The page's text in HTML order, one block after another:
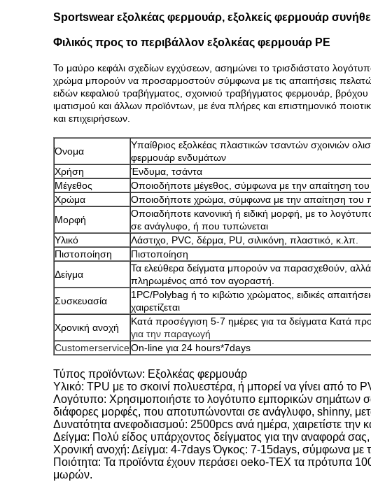
Sportswear εξολκέας φερμουάρ, εξολκείς φερμουάρ
Φιλικός προς το περιβάλλον εξολκέας φερμουάρ PE
Το μαύρο κεφάλι σχεδίων εγχύσεων, ασημώνει το τρισδιάστατο
χρώμα μπορούν να προσαρμοστούν σύμφωνα με τις απαιτήσεις
ειδών κεφαλιού τραβήγματος, σχοινιού τραβήγματος φερμουάρ,
ιματισμού και άλλων προϊόντων, με ένα πλήρες και επιστημονικό
και επιχειρήσεων.
Όνομα
Υπαίθριος εξολκέας πλαστικών τσαντών σχοινιών
φερμουάρ ενδυμάτων
Χρήση
Ένδυμα, τσάντα
Μέγεθος
Οποιοδήποτε μέγεθος, σύμφωνα με την απαίτηση του
Χρώμα
Οποιοδήποτε χρώμα, σύμφωνα με την απαίτηση του
Μορφή
Οποιαδήποτε κανονική ή ειδική μορφή, με το
σε ανάγλυφο, ή που τυπώνεται
Υλικό
Λάστιχο, PVC, δέρμα, PU, σιλικόνη, πλαστικό, κ.λπ.
Πιστοποίηση
Πιστοποίηση
Δείγμα
Τα ελεύθερα δείγματα μπορούν να παρασχεθούν, αλλά
πληρωμένος από τον αγοραστή.
Συσκευασία
1PC/Polybag ή το κιβώτιο χρώματος, ειδικές
χαιρετίζεται
Χρονική ανοχή
Κατά προσέγγιση 5-7 ημέρες για τα δείγματα Κατά
για την παραγωγή
CustomerserviceOn-line για 24 hours*7days
Τύπος προϊόντων: Εξολκέας φερμουάρ
Υλικό: TPU με το σκοινί πολυεστέρα, ή μπορεί να γίνει από το
Λογότυπο: Χρησιμοποιήστε το λογότυπο εμπορικών σημάτων
διάφορες μορφές, που αποτυπώνονται σε ανάγλυφο, shinny,
Δυνατότητα ανεφοδιασμού: 2500pcs ανά ημέρα, χαιρετίστε την
Δείγμα: Πολύ είδος υπάρχοντος δείγματος για την αναφορά σας,
Χρονική ανοχή: Δείγμα: 4-7days Όγκος: 7-15days, σύμφωνα με
Ποιότητα: Τα προϊόντα έχουν περάσει oeko-TEX τα πρότυπα
μωρών.